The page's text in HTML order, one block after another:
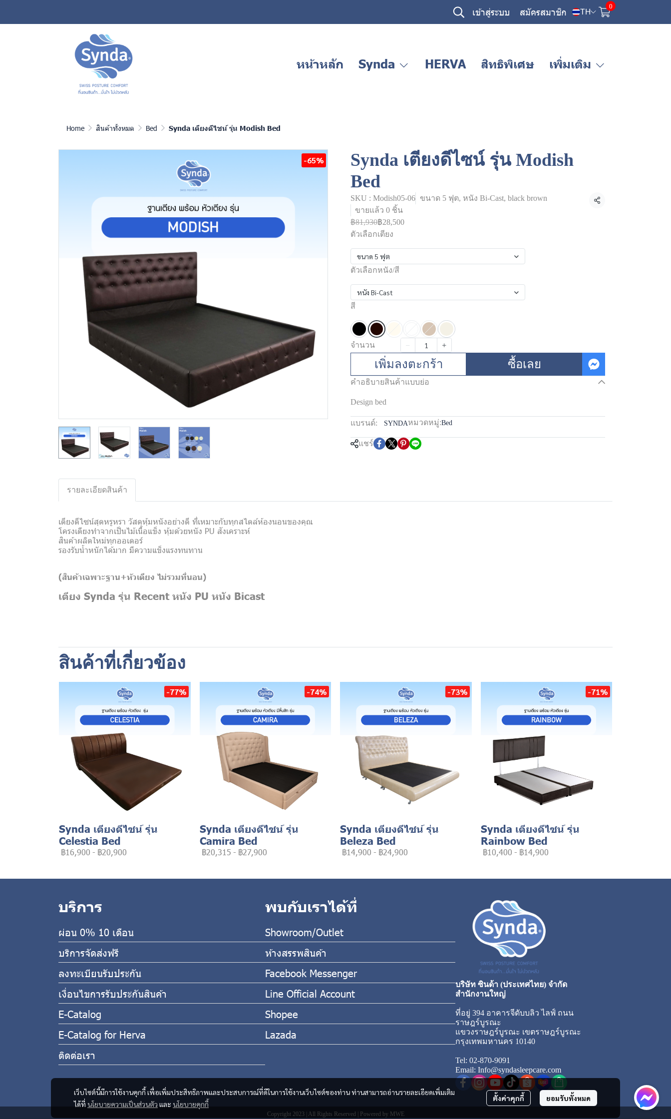
เข้าสู่ระบบ สมัครสมาชิก TH
0
หน้าหลัก Synda HERVA สิทธิพิเศษ เพิ่มเติม
Home สินค้าทั้งหมด Bed Synda เตียงดีไซน์ รุ่น Modish Bed
-65%
Synda เตียงดีไซน์ รุ่น Modish
Bed
SKU : Modish05-06 ขนาด 5 ฟุต, หนัง Bi-Cast, black brown
ขายแล้ว 0 ชิ้น
แชร์
฿81,930฿28,500
ตัวเลือกเตียง
ขนาด 5 ฟุต
ตัวเลือกหนัง/สี
หนัง Bi-Cast
สี
จำนวน
เพิ่มลงตะกร้า ซื้อเลย
คำอธิบายสินค้าแบบย่อ
Design bed
แบรนด์: SYNDAหมวดหมู่:Bed
แชร์
รายละเอียดสินค้า
เตียงดีไซน์สุดหรูหรา วัสดุหุ้มหนังอย่างดี ที่เหมาะกับทุกสไตล์ห้องนอนของคุณ
โครงเตียงทำจากเป็นไม้เนื้อแข็ง หุ้มด้วยหนัง PU สังเคราะห์
สินค้าผลิตใหม่ทุกออเดอร์
รองรับน้ำหนักได้มาก มีความแข็งแรงทนทาน
(สินค้าเฉพาะฐาน+หัวเตียง ไม่รวมที่นอน)
เตียง Synda รุ่น Recent หนัง PU หนัง Bicast
สินค้าที่เกี่ยวข้อง
-77%
Synda เตียงดีไซน์ รุ่น
Celestia Bed
฿16,900 - ฿20,900
-74%
Synda เตียงดีไซน์ รุ่น
Camira Bed
฿20,315 - ฿27,900
-73%
Synda เตียงดีไซน์ รุ่น
Beleza Bed
฿14,900 - ฿24,900
-71%
Synda เตียงดีไซน์ รุ่น
Rainbow Bed
฿10,400 - ฿14,900
เว็บไซต์นี้มีการใช้งานคุกกี้ เพื่อเพิ่มประสิทธิภาพและประสบการณ์ที่ดีในการใช้งานเว็บไซต์ของท่าน ท่านสามารถอ่านรายละเอียดเพิ่มเติม
ได้ที่ นโยบายความเป็นส่วนตัว และ นโยบายคุกกี้
ตั้งค่าคุกกี้ ยอมรับทั้งหมด
บริการ
ผ่อน 0% 10 เดือน
บริการจัดส่งฟรี
ลงทะเบียนรับประกัน
เงื่อนไขการรับประกันสินค้า
E-Catalog
E-Catalog for Herva
ติดต่อเรา
พบกับเราได้ที่
Showroom/Outlet
ห้างสรรพสินค้า
Facebook Messenger
Line Official Account
Shopee
Lazada
บริษัท ซินด้า (ประเทศไทย) จำกัด
สำนักงานใหญ่
ที่อยู่ 394 อาคารจีดับบลิว ไลฟ์ ถนน
ราษฎร์บูรณะ
แขวงราษฎร์บูรณะ เขตราษฎร์บูรณะ
กรุงเทพมหานคร 10140
Tel: 02-870-9091
Email: Info@syndasleepcare.com
Copyright 2023 | All Rights Reserved | Powered by MWE